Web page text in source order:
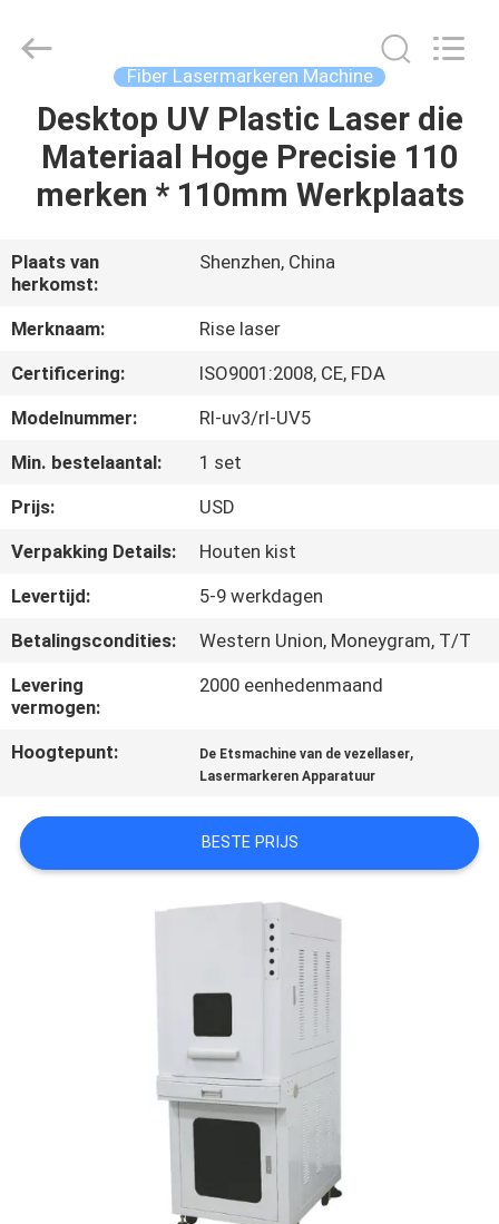
HUIS
PRODUCTEN
VR-
SHOW
OVER
ONS
FABRIEKSRONDLEIDING
KWALITEITSCONTROLE
CONTACT
MET
EEN
OFFERTE
AANVRAGEN
Technology
Reserved.
Fiber Lasermarkeren Machine
Desktop UV Plastic Laser die
Materiaal Hoge Precisie 110
merken * 110mm Werkplaats
Plaats van
herkomst:
Shenzhen, China
Merknaam:
Rise laser
Certificering:
ISO9001:2008, CE, FDA
Modelnummer:
Rl-uv3/rl-UV5
Min. bestelaantal:
1 set
Prijs:
USD
Verpakking Details:
Houten kist
Levertijd:
5-9 werkdagen
Betalingscondities:
Western Union, Moneygram, T/T
Levering
vermogen:
2000 eenhedenmaand
Hoogtepunt: De Etsmachine van de vezellaser,
Lasermarkeren Apparatuur
BESTE PRIJS